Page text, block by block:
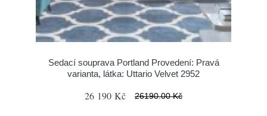
Sedací souprava Portland Provedení: Pravá
varianta, látka: Uttario Velvet 2952
26 190 Kč 26190.00 Kč